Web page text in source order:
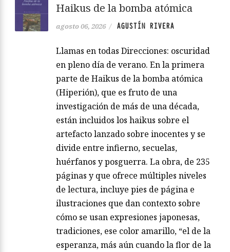
Haikus de la bomba atómica
agosto 06, 2026 / AGUSTÍN RIVERA
Llamas en todas Direcciones: oscuridad
en pleno día de verano. En la primera
parte de Haikus de la bomba atómica
(Hiperión), que es fruto de una
investigación de más de una década,
están incluidos los haikus sobre el
artefacto lanzado sobre inocentes y se
divide entre infierno, secuelas,
huérfanos y posguerra. La obra, de 235
páginas y que ofrece múltiples niveles
de lectura, incluye pies de página e
ilustraciones que dan contexto sobre
cómo se usan expresiones japonesas,
tradiciones, ese color amarillo, “el de la
esperanza, más aún cuando la flor de la